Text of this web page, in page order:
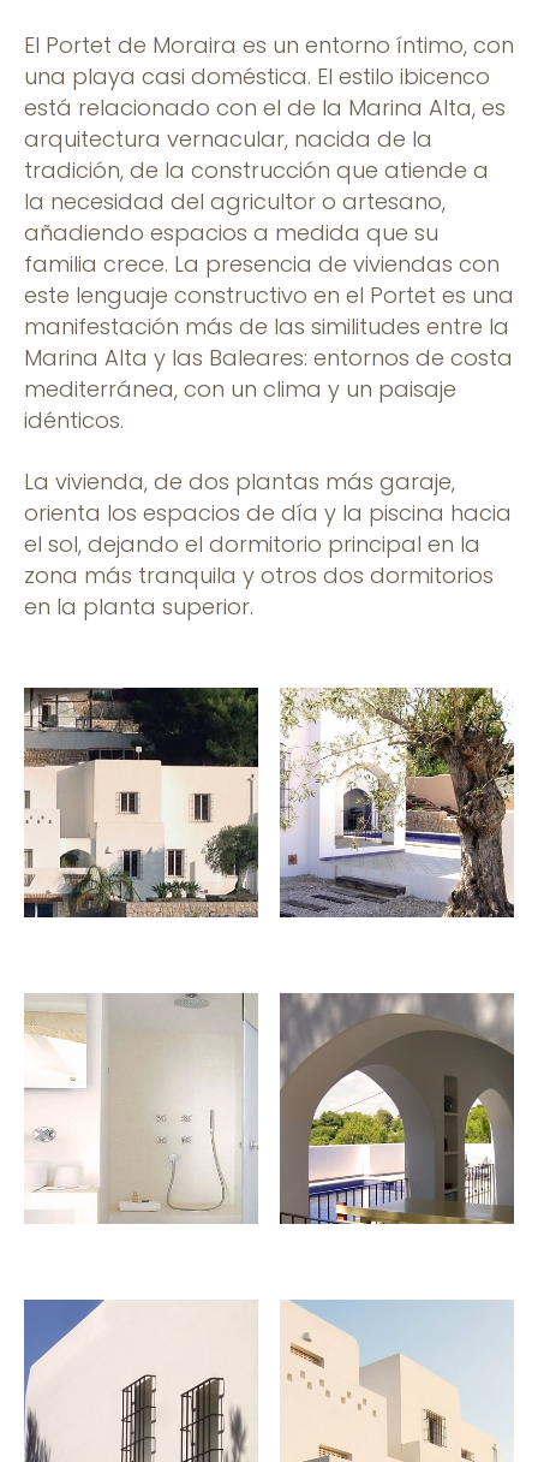
El Portet de Moraira es un entorno íntimo, con
una playa casi doméstica. El estilo ibicenco
está relacionado con el de la Marina Alta, es
arquitectura vernacular, nacida de la
tradición, de la construcción que atiende a
la necesidad del agricultor o artesano,
añadiendo espacios a medida que su
familia crece. La presencia de viviendas con
este lenguaje constructivo en el Portet es una
manifestación más de las similitudes entre la
Marina Alta y las Baleares: entornos de costa
mediterránea, con un clima y un paisaje
idénticos.
La vivienda, de dos plantas más garaje,
orienta los espacios de día y la piscina hacia
el sol, dejando el dormitorio principal en la
zona más tranquila y otros dos dormitorios
en la planta superior.